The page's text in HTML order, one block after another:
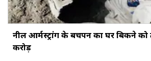
नील आर्मस्ट्रांग के बचपन का घर बिकने को
करोड़